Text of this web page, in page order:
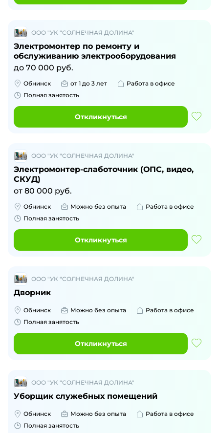
ООО "УК "СОЛНЕЧНАЯ ДОЛИНА"
Электромонтер по ремонту и
обслуживанию электрооборудования
до 70 000 руб.
Обнинск от 1 до 3 лет
Работа в офисе
Полная занятость
Откликнуться
ООО "УК "СОЛНЕЧНАЯ ДОЛИНА"
Электромонтер-слаботочник (ОПС, видео,
СКУД)
от 80 000 руб.
Обнинск Можно без опыта
Работа в офисе
Полная занятость
Откликнуться
ООО "УК "СОЛНЕЧНАЯ ДОЛИНА"
Дворник
Обнинск Можно без опыта
Работа в офисе
Полная занятость
Откликнуться
ООО "УК "СОЛНЕЧНАЯ ДОЛИНА"
Уборщик служебных помещений
Обнинск Можно без опыта
Работа в офисе
Полная занятость